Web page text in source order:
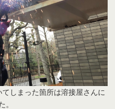
しまった箇所は溶接屋さんに
。